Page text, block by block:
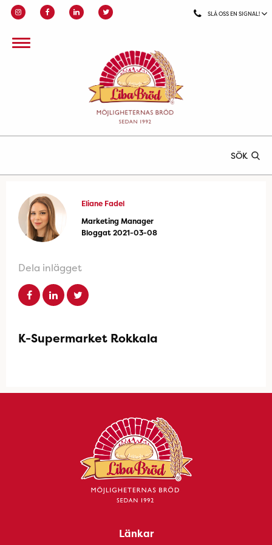
SLÅ OSS EN SIGNAL!
SÖK
Eliane Fadel
Marketing Manager
Bloggat 2021-03-08
Dela inlägget
K-Supermarket Rokkala
Länkar